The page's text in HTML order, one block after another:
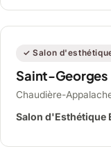
✓ Salon
Saint-Georges
Chaudière-
Salon d'Esthétique